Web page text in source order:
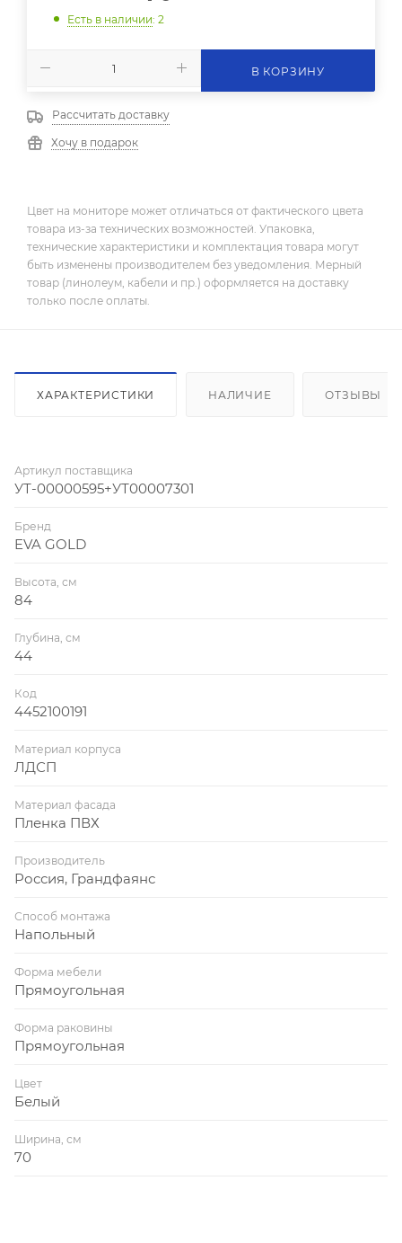
Есть в наличии: 2
В КОРЗИНУ
Рассчитать доставку
Хочу в подарок
Цвет на мониторе может отличаться от фактического цвета
товара из-за технических возможностей. Упаковка,
технические характеристики и комплектация товара могут
быть изменены производителем без уведомления. Мерный
товар (линолеум, кабели и пр.) оформляется на доставку
только после оплаты.
ХАРАКТЕРИСТИКИ НАЛИЧИЕ ОТЗЫВЫ
Артикул поставщика
УТ-00000595+УТ00007301
Бренд
EVA GOLD
Высота, см
84
Глубина, см
44
Код
4452100191
Материал корпуса
ЛДСП
Материал фасада
Пленка ПВХ
Производитель
Россия, Грандфаянс
Способ монтажа
Напольный
Форма мебели
Прямоугольная
Форма раковины
Прямоугольная
Цвет
Белый
Ширина, см
70